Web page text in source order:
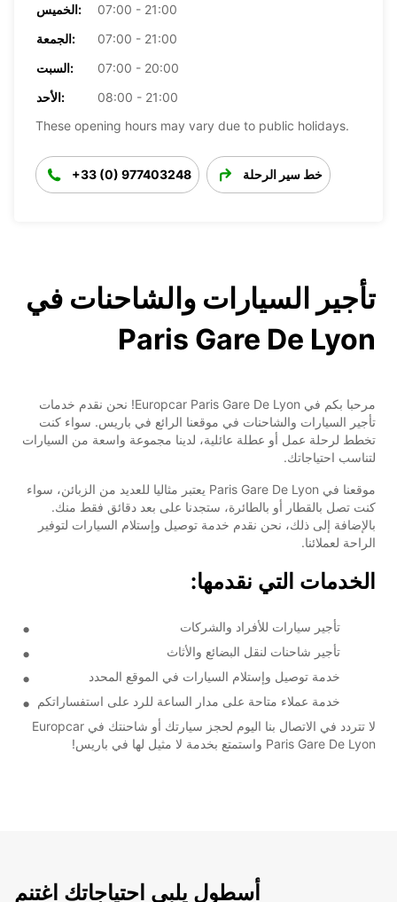
الخميس:
07:00 - 21:00
الجمعة:
07:00 - 21:00
السبت:
07:00 - 20:00
الأحد:
08:00 - 21:00
These opening hours may vary due to public holidays.
+33 (0) 977403248 خط سير الرحلة
تأجير السيارات والشاحنات في
Paris Gare De Lyon
مرحبا بكم في Europcar Paris Gare De Lyon! نحن نقدم خدمات
تأجير السيارات والشاحنات في موقعنا الرائع في باريس. سواء كنت
تخطط لرحلة عمل أو عطلة عائلية، لدينا مجموعة واسعة من السيارات
لتناسب احتياجاتك.
موقعنا في Paris Gare De Lyon يعتبر مثاليا للعديد من الزبائن، سواء
كنت تصل بالقطار أو بالطائرة، ستجدنا على بعد دقائق فقط منك.
بالإضافة إلى ذلك، نحن نقدم خدمة توصيل وإستلام السيارات لتوفير
الراحة لعملائنا.
الخدمات التي نقدمها:
تأجير سيارات للأفراد والشركات
تأجير شاحنات لنقل البضائع والأثاث
خدمة توصيل وإستلام السيارات في الموقع المحدد
خدمة عملاء متاحة على مدار الساعة للرد على استفساراتكم
لا تتردد في الاتصال بنا اليوم لحجز سيارتك أو شاحنتك في Europcar
Paris Gare De Lyon واستمتع بخدمة لا مثيل لها في باريس!
أسطول يلبي احتياجاتك اغتنم